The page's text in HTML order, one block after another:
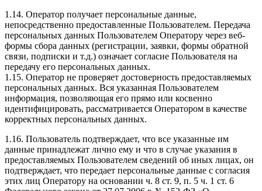
1.14. Оператор получает персональные данные,
непосредственно предоставленные Пользователем. Передача
персональных данных Пользователем Оператору через веб-
формы сбора данных (регистрации, заявки, формы обратной
связи, подписки и т.д.) означает согласие Пользователя на
передачу его персональных данных.
1.15. Оператор не проверяет достоверность предоставляемых
персональных данных. Вся указанная Пользователем
информация, позволяющая его прямо или косвенно
идентифицировать, рассматривается Оператором в качестве
корректных персональных данных.
1.16. Пользователь подтверждает, что все указанные им
данные принадлежат лично ему и что в случае указания в
предоставляемых Пользователем сведений об иных лицах, он
подтверждает, что передает персональные данные с согласия
этих лиц Оператору на основании ч. 8 ст. 9, п. 5 ч. 1 ст. 6